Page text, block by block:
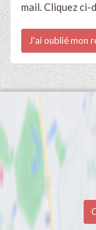
mail. Cliquez ci-
J'ai oublié mon